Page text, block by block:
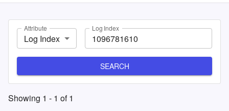
Attribute
Log Index
Log Index
SEARCH
Showing 1 - 1 of1